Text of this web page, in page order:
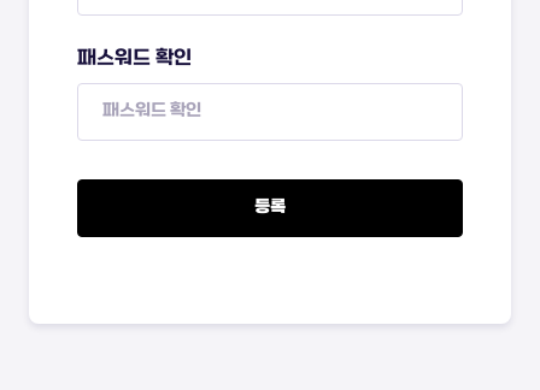
패스워드 확인
등록